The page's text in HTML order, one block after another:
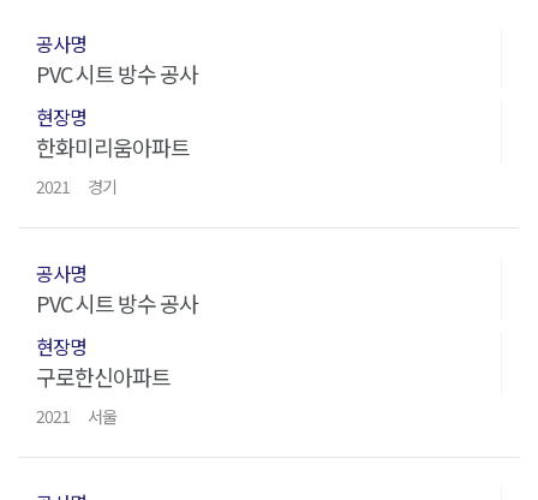
2021
PVC 시트 방수 공사
한화미리움아파트
경기
2021
PVC 시트 방수 공사
구로한신아파트
서울